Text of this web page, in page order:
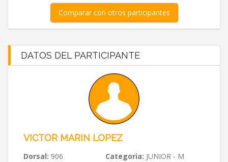
Comparar con otros participantes
DATOS DEL PARTICIPANTE
VICTOR MARIN LOPEZ
Dorsal: 906 Categoria: JUNIOR - M